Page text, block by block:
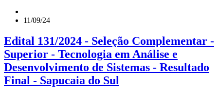
11/09/24
Edital 131/2024 - Seleção Complementar -
Superior - Tecnologia em Análise e
Desenvolvimento de Sistemas - Resultado
Final - Sapucaia do Sul